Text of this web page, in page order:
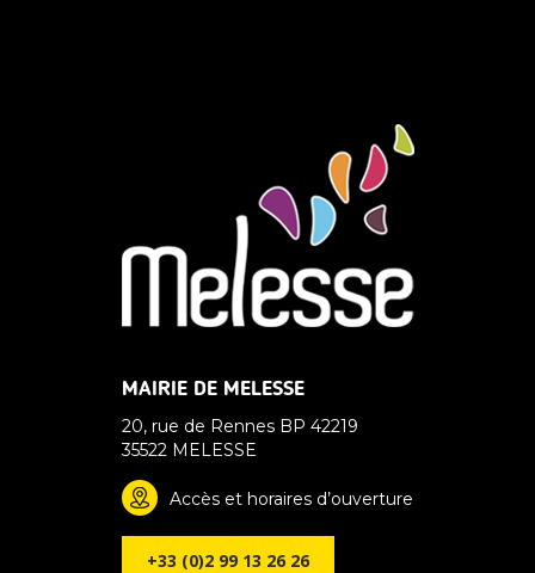
MAIRIE DE MELESSE
20, rue de Rennes BP 42219
35522 MELESSE
Accès et horaires d’ouverture
+33 (0)2 99 13 26 26